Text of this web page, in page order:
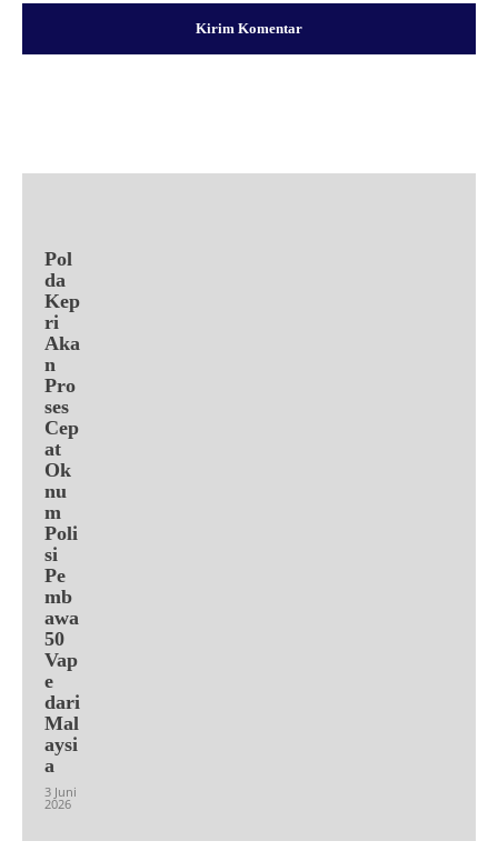
Pol
da
Kep
ri
Aka
n
Pro
ses
Cep
at
Ok
nu
m
Poli
si
Pe
mb
awa
50
Vap
e
dari
Mal
aysi
a
3 Juni
2026